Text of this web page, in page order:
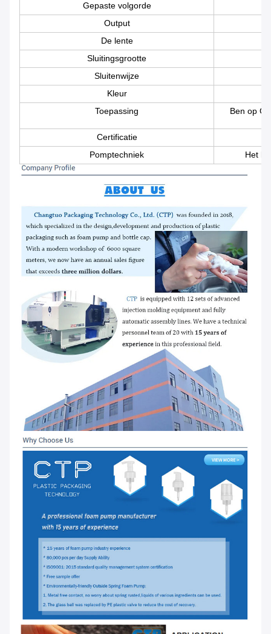
Gepaste volgorde
Output
De lente
Sluitingsgrootte
Sluitenwijze
Kleur
Toepassing
Ben op
Certificatie
Pomptechniek
Het